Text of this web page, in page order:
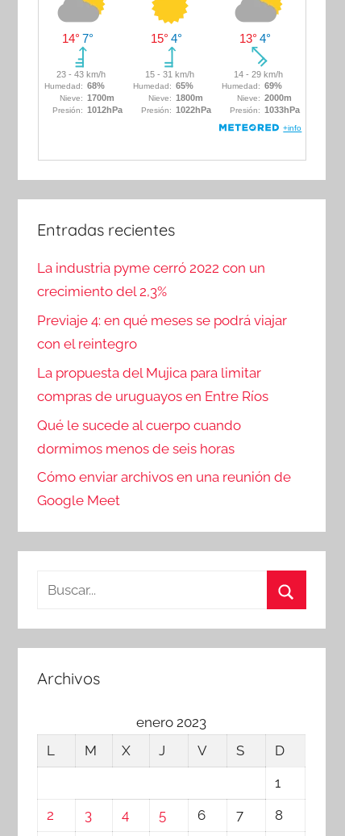
Entradas recientes
La industria pyme cerró 2022 con un
crecimiento del 2,3%
Previaje 4: en qué meses se podrá viajar
con el reintegro
La propuesta del Mujica para limitar
compras de uruguayos en Entre Ríos
Qué le sucede al cuerpo cuando
dormimos menos de seis horas
Cómo enviar archivos en una reunión de
Google Meet
Buscar:
Archivos
enero 2023
L
M X J V S
D
1
2
3 4 5 6 7
8